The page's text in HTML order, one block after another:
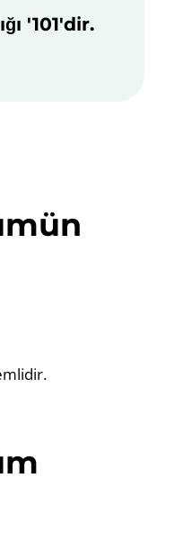
'101'dir.